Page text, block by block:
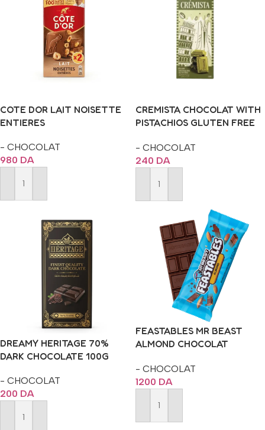
COTE DOR LAIT NOISETTE
ENTIERES
- CHOCOLAT
980 DA
Ajouter Au Panier
CREMISTA CHOCOLAT WITH
PISTACHIOS GLUTEN FREE
- CHOCOLAT
240 DA
Ajouter Au Panier
DREAMY HERITAGE 70%
DARK CHOCOLATE 100G
- CHOCOLAT
200 DA
Ajouter Au Panier
FEASTABLES MR BEAST
ALMOND CHOCOLAT
- CHOCOLAT
1200 DA
Ajouter Au Panier